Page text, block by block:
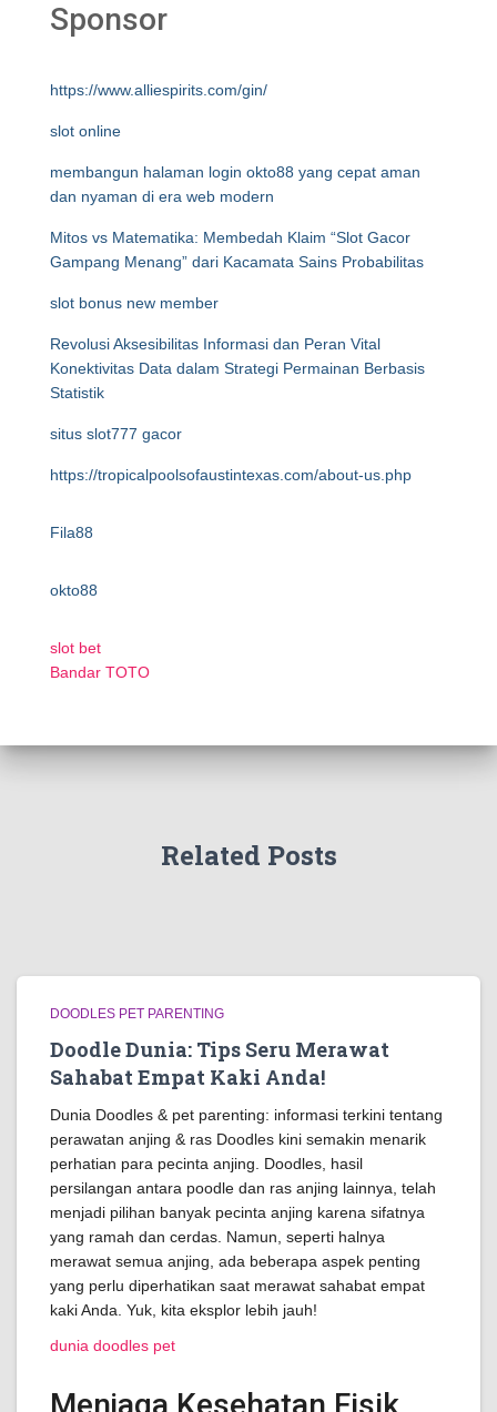
Sponsor
https://www.alliespirits.com/gin/
slot online
membangun halaman login okto88 yang cepat aman
dan nyaman di era web modern
Mitos vs Matematika: Membedah Klaim “Slot Gacor
Gampang Menang” dari Kacamata Sains Probabilitas
slot bonus new member
Revolusi Aksesibilitas Informasi dan Peran Vital
Konektivitas Data dalam Strategi Permainan Berbasis
Statistik
situs slot777 gacor
https://tropicalpoolsofaustintexas.com/about-us.php
Fila88
okto88
slot bet
Bandar TOTO
Related Posts
DOODLES PET PARENTING
Doodle Dunia: Tips Seru Merawat
Sahabat Empat Kaki Anda!
Dunia Doodles & pet parenting: informasi terkini tentang
perawatan anjing & ras Doodles kini semakin menarik
perhatian para pecinta anjing. Doodles, hasil
persilangan antara poodle dan ras anjing lainnya, telah
menjadi pilihan banyak pecinta anjing karena sifatnya
yang ramah dan cerdas. Namun, seperti halnya
merawat semua anjing, ada beberapa aspek penting
yang perlu diperhatikan saat merawat sahabat empat
kaki Anda. Yuk, kita eksplor lebih jauh!
dunia doodles pet